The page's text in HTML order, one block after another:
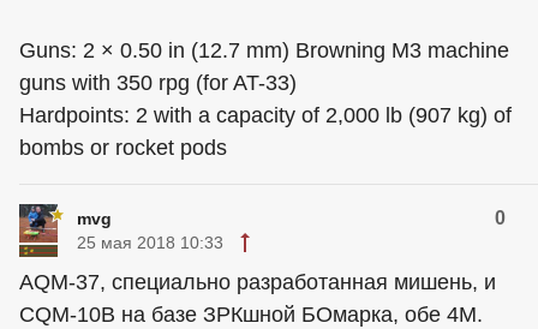
Guns: 2 × 0.50 in (12.7 mm) Browning M3 machine
guns with 350 rpg (for AT-33)
Hardpoints: 2 with a capacity of 2,000 lb (907 kg) of
bombs or rocket pods
mvg 0
25 мая 2018 10:33
AQM-37, специально разработанная мишень, и
CQM-10B на базе ЗРКшной БОмарка, обе 4М.